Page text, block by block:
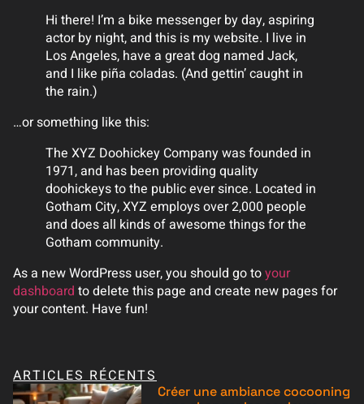
Hi there! I’m a bike messenger by day, aspiring
actor by night, and this is my website. I live in
Los Angeles, have a great dog named Jack,
and I like piña coladas. (And gettin’ caught in
the rain.)
…or something like this:
The XYZ Doohickey Company was founded in
1971, and has been providing quality
doohickeys to the public ever since. Located in
Gotham City, XYZ employs over 2,000 people
and does all kinds of awesome things for the
Gotham community.
As a new WordPress user, you should go toyour
dashboard to delete this page and create new pages for
your content. Have fun!
ARTICLES RÉCENTS
Créer une ambiance cocooning